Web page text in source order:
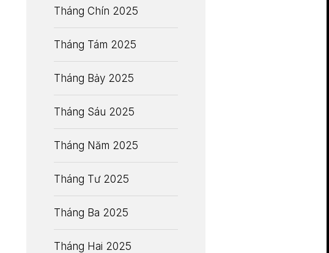
Tháng Chín 2025
Tháng Tám 2025
Tháng Bảy 2025
Tháng Sáu 2025
Tháng Năm 2025
Tháng Tư 2025
Tháng Ba 2025
Tháng Hai 2025